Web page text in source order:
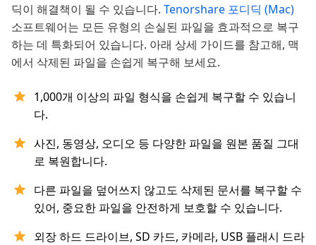
딕이 해결책이 될 수 있습니다. Tenorshare 포디딕 (Mac)
소프트웨어는 모든 유형의 손실된 파일을 효과적으로 복구
하는 데 특화되어 있습니다. 아래 상세 가이드를 참고해, 맥
에서 삭제된 파일을 손쉽게 복구해 보세요.
1,000개 이상의 파일 형식을 손쉽게 복구할 수 있습니
다.
사진, 동영상, 오디오 등 다양한 파일을 원본 품질 그대
로 복원합니다.
다른 파일을 덮어쓰지 않고도 삭제된 문서를 복구할 수
있어, 중요한 파일을 안전하게 보호할 수 있습니다.
외장 하드 드라이브, SD 카드, 카메라, USB 플래시 드라